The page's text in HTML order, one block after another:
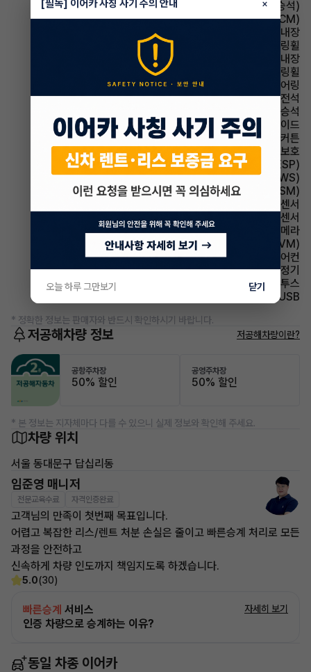
시트 통풍시트(동승석)
룸미러 전자식 룸미러(ECM)
룸미러 하이패스 내장
스티어링휠 가죽스티어링휠
스티어링휠 열선내장
스티어링휠 속도감응식 스티어링휠
스티어링휠 텔레스코픽 스티어링
에어백 운전석
에어백 동승석
에어백 사이드
에어백 커튼
에어백 무릎보호
주행안전 차체자세제어장치(VDC,ESC,ESP)
주행안전 차선이탈경보(LDWS)
주행안전 샤시 통합 제어 시스템(VSM)
주차보조 전방감지센서
주차보조 후방감지센서
주차보조 후방카메라
주차보조 어라운드뷰(AVM)
에어컨 풀오토에어컨
에어컨 공기청정기
유무선단자 블루투스
유무선단자 USB
* 정확한 정보는 판매자와 반드시 확인하시기 바랍니다.
저공해차량 정보 저공해차량이란?
공항주차장
50% 할인
공영주차장
50% 할인
* 본 정보는 지자체마다 다를 수 있으니 실제 정보와 확인해 주세요.
차량 위치
서울 동대문구 답십리동
임준영 매니저
전문교육수료 자격인증완료
고객님의 만족이 첫번째 목표입니다.
어렵고 복잡한 리스/렌트 처분 손실은 줄이고 빠른승계 처리로 모든
과정을 안전하고
신속하게 차량 인도까지 책임지도록 하겠습니다.
5.0(30)
빠른승계 서비스
인증 차량으로 승계하는 이유?
자세히 보기
동일 차종 이어카
[필독] 이어카 사칭 사기 주의 안내 ×
오늘 하루 그만보기 닫기